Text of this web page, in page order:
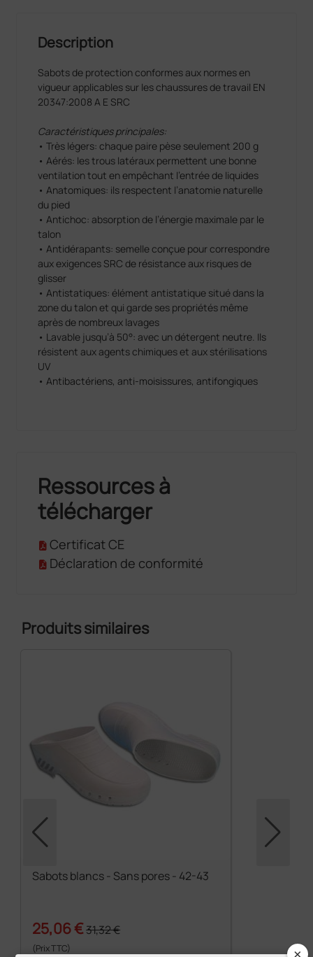
Description
Sabots de protection conformes aux normes en
vigueur applicables sur les chaussures de travail EN
20347:2008 A E SRC
Caractéristiques principales:
• Très légers: chaque paire pèse seulement 200 g
• Aérés: les trous latéraux permettent une bonne
ventilation tout en empêchant l’entrée de liquides
• Anatomiques: ils respectent l’anatomie naturelle
du pied
• Antichoc: absorption de l’énergie maximale par le
talon
• Antidérapants: semelle conçue pour correspondre
aux exigences SRC de résistance aux risques de
glisser
• Antistatiques: élément antistatique situé dans la
zone du talon et qui garde ses propriétés même
après de nombreux lavages
• Lavable jusqu’à 50°: avec un détergent neutre. Ils
résistent aux agents chimiques et aux stérilisations
UV
• Antibactériens, anti-moisissures, antifongiques
Ressources à
télécharger
Certificat CE
Déclaration de conformité
Produits similaires
Sabots blancs - Sans pores - 42-43
25,06 €31,32 €
(Prix TTC)